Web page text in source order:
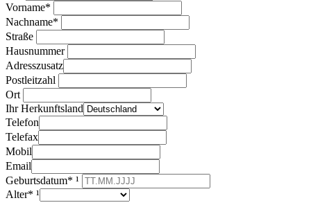
Vorname*
Nachname*
Straße
Hausnummer
Adresszusatz
Postleitzahl
Ort
Ihr Herkunftsland
Telefon
Telefax
Mobil
Email
Geburtsdatum* ¹
Alter* ¹